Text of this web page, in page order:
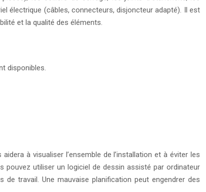
électrique (câbles, connecteurs, disjoncteur adapté). Il est
et la qualité des éléments.
disponibles.
à visualiser l’ensemble de l’installation et à éviter les
pouvez utiliser un logiciel de dessin assisté par ordinateur
travail. Une mauvaise planification peut engendrer des